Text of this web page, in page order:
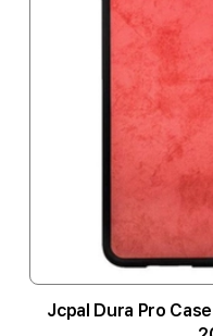
Jcpal Dura Pro